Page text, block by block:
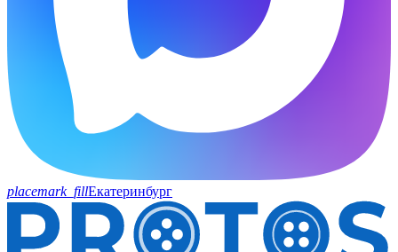
placemark_fillЕкатеринбург